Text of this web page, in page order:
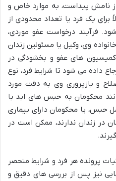
نامش پیداست، به موارد خاص و
برای یک فرد یا تعداد محدودی از
فرآیند درخواست عفو موردی،
وی، وکیل یا مسئولین زندان
های عفو و بخشودگی در
داده می شود تا شرایط فرد، نوع
و بازپروری وی به دقت مورد
محکومان به حبس های ابد با
حبس، یا محکومان دارای بیماری
در زندان ندارند، ممکن است در
پرونده هر فرد و شرایط منحصر
نیز پس از بررسی های دقیق و